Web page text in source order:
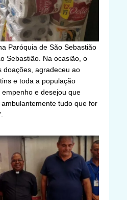
Paróquia de São Sebastião
Sebastião. Na ocasião, o
doações, agradeceu ao
e toda a população
e desejou que
tudo que for